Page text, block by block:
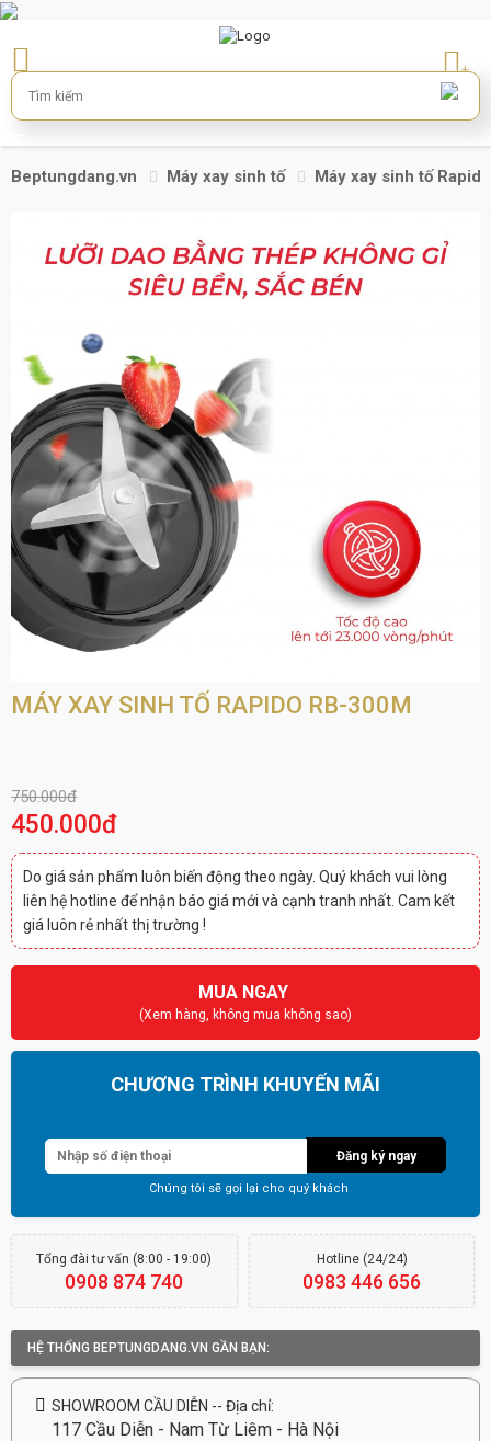
+
Beptungdang.vn Máy xay sinh tố Máy xay sinh tố
MÁY XAY SINH TỐ RAPIDO RB-300M
750.000đ
450.000đ
Do giá sản phẩm luôn biến động theo ngày. Quý khách vui lòng
liên hệ hotline để nhận báo giá mới và cạnh tranh nhất. Cam kết
giá luôn rẻ nhất thị trường !
MUA NGAY
(Xem hàng, không mua không sao)
CHƯƠNG TRÌNH KHUYẾN MÃI
Đăng ký ngay
Chúng tôi sẽ gọi lại cho quý khách
Tổng đài tư vấn (8:00 - 19:00)
0908 874 740
Hotline (24/24)
0983 446 656
HỆ THỐNG BEPTUNGDANG.VN GẦN BẠN:
SHOWROOM CẦU DIỄN -- Địa chỉ:
117 Cầu Diễn - Nam Từ Liêm - Hà Nội